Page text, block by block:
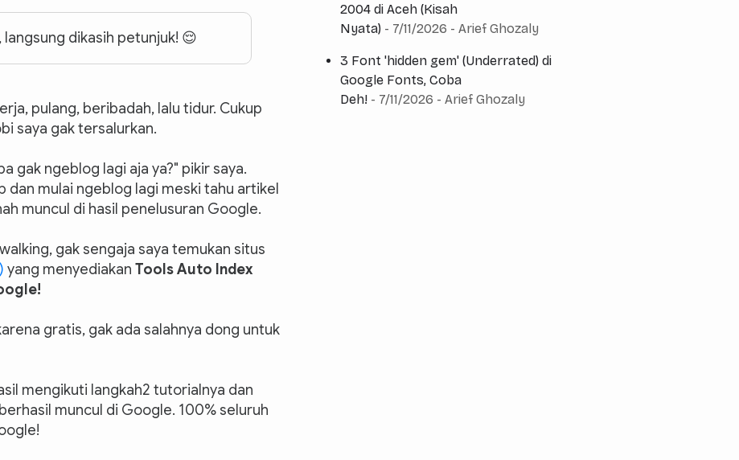
langsung dikasih petunjuk! 😌
pulang, beribadah, lalu tidur. Cukup
saya gak tersalurkan.
gak ngeblog lagi aja ya?" pikir saya.
dan mulai ngeblog lagi meski tahu artikel
muncul di hasil penelusuran Google.
gak sengaja saya temukan situs
yang menyediakan Tools Auto Index
gratis, gak ada salahnya dong untuk
mengikuti langkah2 tutorialnya dan
muncul di Google. 100% seluruh
2004 di Aceh (Kisah
Nyata)- 7/11/2026 - Arief Ghozaly
3 Font 'hidden gem' (Underrated) di
Google Fonts, Coba
Deh!- 7/11/2026 - Arief Ghozaly